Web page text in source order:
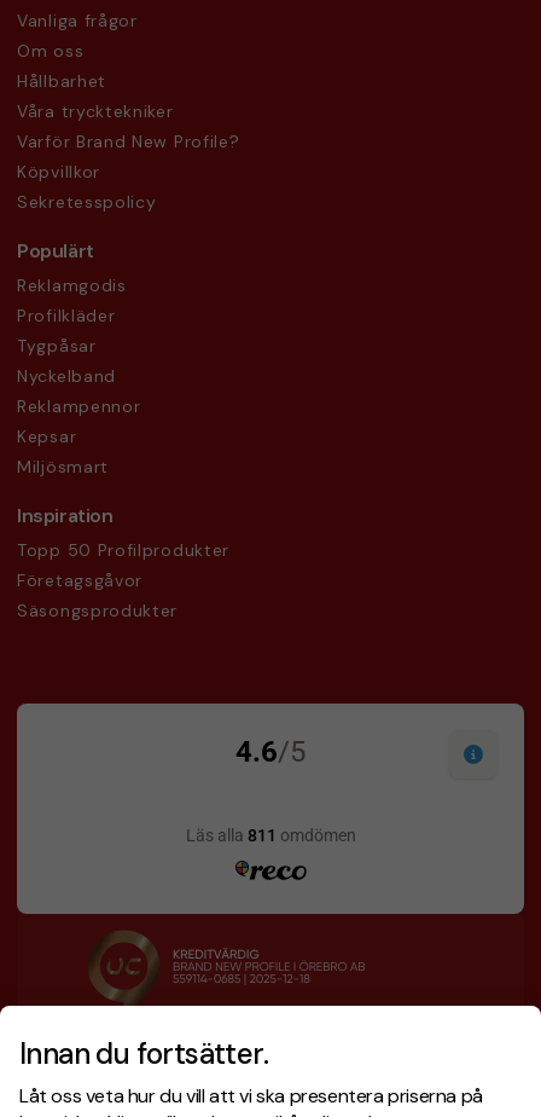
Innan du fortsätter.
Låt oss veta hur du vill att vi ska presentera priserna på
Vanliga frågor
Om oss
Hållbarhet
Våra trycktekniker
Varför Brand New Profile?
Köpvillkor
Sekretesspolicy
Populärt
Reklamgodis
Profilkläder
Tygpåsar
Nyckelband
Reklampennor
Kepsar
Miljösmart
Inspiration
Topp 50 Profilprodukter
Företagsgåvor
Säsongsprodukter
Designskiss inom 1 h
Fri offert
Snabb leverans